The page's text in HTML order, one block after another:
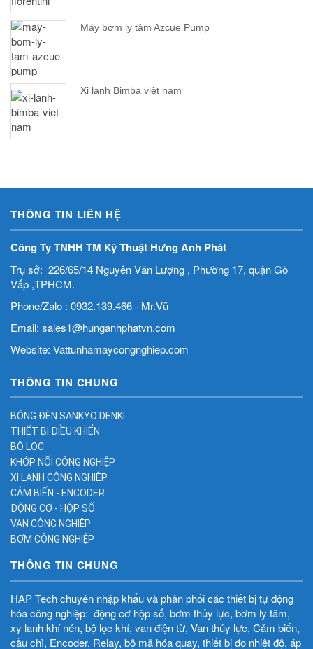
Máy bơm ly tâm Azcue Pump
Xi lanh Bimba việt nam
THÔNG TIN LIÊN HỆ
Công Ty TNHH TM Kỹ Thuật Hưng Anh Phát
Trụ sở: 226/65/14 Nguyễn Văn Lượng , Phường 17, quận Gò
Vấp ,TPHCM.
Phone/Zalo : 0932.139.466 - Mr.Vũ
Email: sales1@hunganhphatvn.com
Website: Vattunhamaycongnghiep.com
THÔNG TIN CHUNG
BÓNG ĐÈN SANKYO DENKI
THIẾT BỊ ĐIỀU KHIỂN
BỘ LỌC
KHỚP NỐI CÔNG NGHIỆP
XI LANH CÔNG NGHIÊP
CẢM BIẾN - ENCODER
ĐỘNG CƠ - HỘP SỐ
VAN CÔNG NGHIỆP
BƠM CÔNG NGHIỆP
THÔNG TIN CHUNG
HAP Tech chuyên nhập khẩu và phân phối các thiết bị tự động
hóa công nghiệp: động cơ hộp số, bơm thủy lực, bơm ly tâm,
xy lanh khí nén, bộ lọc khí, van điện từ, Van thủy lực, Cảm biến,
cầu chì, Encoder, Relay, bộ mã hóa quay, thiết bị đo nhiệt độ, áp